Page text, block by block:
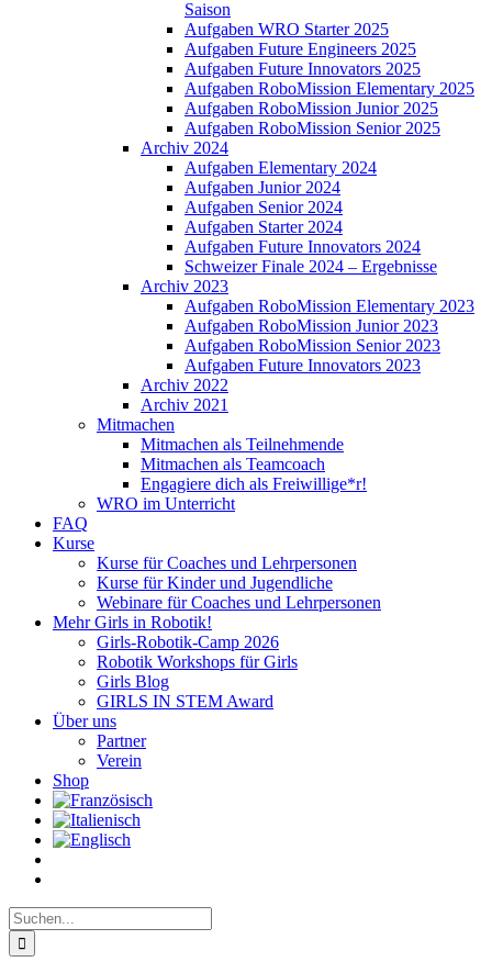
Saison
Aufgaben WRO Starter 2025
Aufgaben Future Engineers 2025
Aufgaben Future Innovators 2025
Aufgaben RoboMission Elementary 2025
Aufgaben RoboMission Junior 2025
Aufgaben RoboMission Senior 2025
Archiv 2024
Aufgaben Elementary 2024
Aufgaben Junior 2024
Aufgaben Senior 2024
Aufgaben Starter 2024
Aufgaben Future Innovators 2024
Schweizer Finale 2024 – Ergebnisse
Archiv 2023
Aufgaben RoboMission Elementary 2023
Aufgaben RoboMission Junior 2023
Aufgaben RoboMission Senior 2023
Aufgaben Future Innovators 2023
Archiv 2022
Archiv 2021
Mitmachen
Mitmachen als Teilnehmende
Mitmachen als Teamcoach
Engagiere dich als Freiwillige*r!
WRO im Unterricht
FAQ
Kurse
Kurse für Coaches und Lehrpersonen
Kurse für Kinder und Jugendliche
Webinare für Coaches und Lehrpersonen
Mehr Girls in Robotik!
Girls-Robotik-Camp 2026
Robotik Workshops für Girls
Girls Blog
GIRLS IN STEM Award
Über uns
Partner
Verein
Shop
Suche
nach: